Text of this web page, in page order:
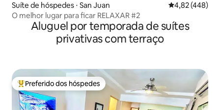
Suíte de hóspedes ⋅ San Juan 4,82 de uma
4,82 (448)
O melhor lugar para ficar RELAXAR #2
Aluguel por temporada de suítes
privativas com terraço
Entre os melhores preferidos dos hóspedes
Preferido dos hóspedes